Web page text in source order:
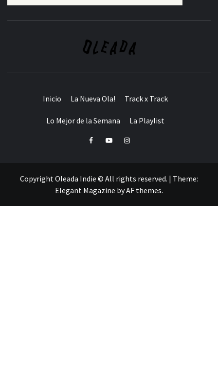
Inicio La Nueva Ola! Track x Track
Lo Mejor de la Semana La Playlist
FacebookYoutubeInstagram
Copyright Oleada Indie © All rights reserved. | Theme:
Elegant Magazine byAF themes.